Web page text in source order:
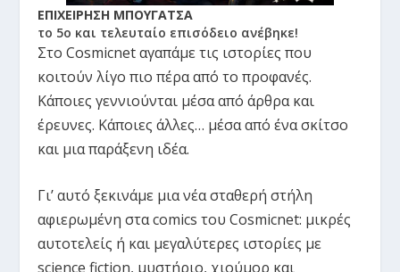
ΕΠΙΧΕΙΡΗΣΗ ΜΠΟΥΓΑΤΣΑ
το 5ο και τελευταίο επισόδειο ανέβηκε!
Στο Cosmicnet αγαπάμε τις ιστορίες που
κοιτούν λίγο πιο πέρα από το προφανές.
Κάποιες γεννιούνται μέσα από άρθρα και
έρευνες. Κάποιες άλλες… μέσα από ένα σκίτσο
και μια παράξενη ιδέα.
Γι’ αυτό ξεκινάμε μια νέα σταθερή στήλη
αφιερωμένη στα comics του Cosmicnet: μικρές
αυτοτελείς ή και μεγαλύτερες ιστορίες με
science fiction, μυστήριο, χιούμορ και